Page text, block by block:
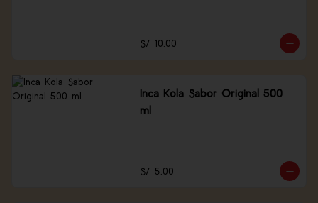
S/ 10.00
Inca Kola Sabor Original 500
ml
S/ 5.00